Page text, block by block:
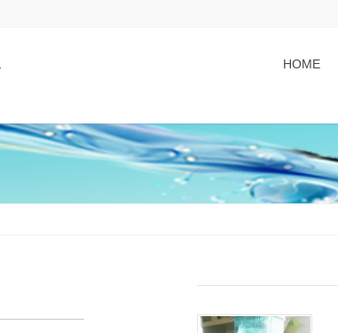
HOME